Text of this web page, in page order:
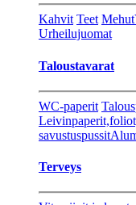
Kahvit Teet Mehut
Urheilujuomat
Taloustavarat
WC-paperit
savustuspussit
Terveys